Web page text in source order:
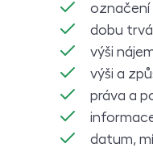
označení
dobu
výši
výši a
práva a
datum,